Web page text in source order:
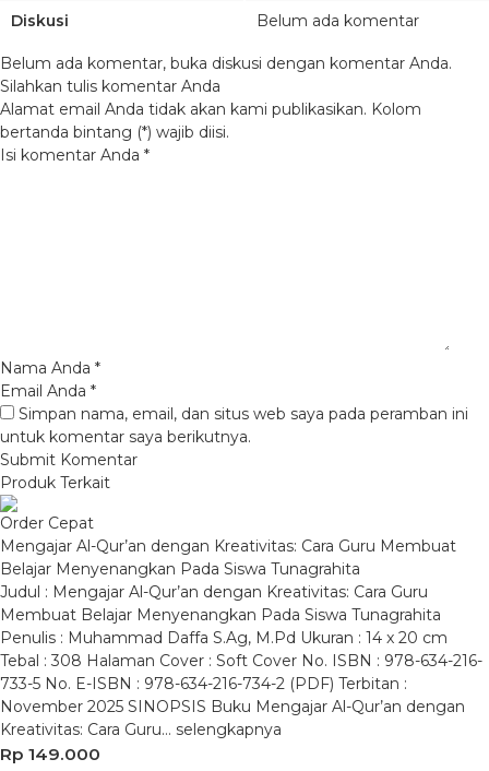
Diskusi Belum ada komentar
Belum ada komentar, buka diskusi dengan komentar Anda.
Silahkan tulis komentar Anda
Alamat email Anda tidak akan kami publikasikan. Kolom
bertanda bintang (*) wajib diisi.
Isi komentar Anda *
Nama Anda *
Email Anda *
Simpan nama, email, dan situs web saya pada peramban ini
untuk komentar saya berikutnya.
Produk Terkait
Order Cepat
Mengajar Al-Qur’an dengan Kreativitas: Cara Guru Membuat
Belajar Menyenangkan Pada Siswa Tunagrahita
Judul : Mengajar Al-Qur’an dengan Kreativitas: Cara Guru
Membuat Belajar Menyenangkan Pada Siswa Tunagrahita
Penulis : Muhammad Daffa S.Ag, M.Pd Ukuran : 14 x 20 cm
Tebal : 308 Halaman Cover : Soft Cover No. ISBN : 978-634-216-
733-5 No. E-ISBN : 978-634-216-734-2 (PDF) Terbitan :
November 2025 SINOPSIS Buku Mengajar Al-Qur’an dengan
Kreativitas: Cara Guru… selengkapnya
Rp 149.000